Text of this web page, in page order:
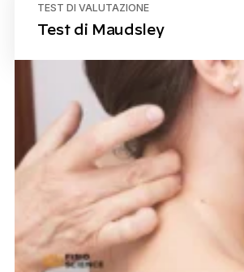
TEST DI VALUTAZIONE
Test di Maudsley